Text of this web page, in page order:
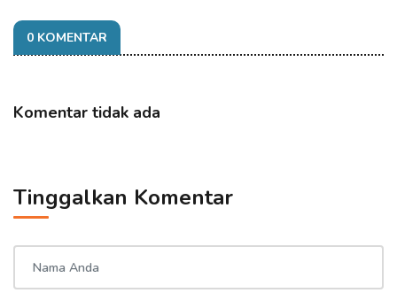
0 KOMENTAR
Komentar tidak ada
Tinggalkan Komentar